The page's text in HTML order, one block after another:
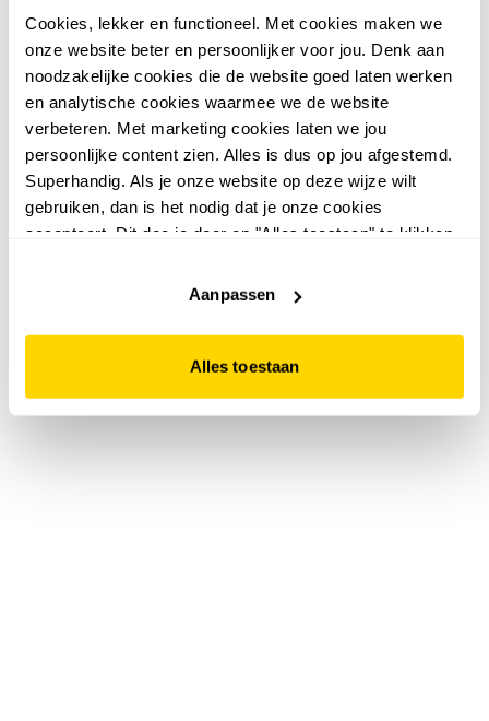
Cookies, lekker en functioneel. Met cookies maken we
onze website beter en persoonlijker voor jou. Denk aan
noodzakelijke cookies die de website goed laten werken
en analytische cookies waarmee we de website
verbeteren. Met marketing cookies laten we jou
persoonlijke content zien. Alles is dus op jou afgestemd.
Superhandig. Als je onze website op deze wijze wilt
gebruiken, dan is het nodig dat je onze cookies
accepteert. Dit doe je door op "Alles toestaan" te klikken.
website niet optimaal functioneert.
Aanpassen
Alles toestaan